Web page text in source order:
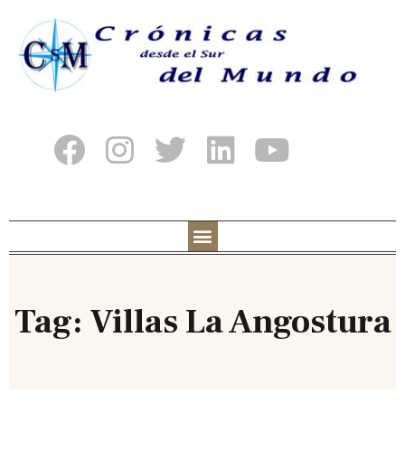
Tag: Villas La Angostura